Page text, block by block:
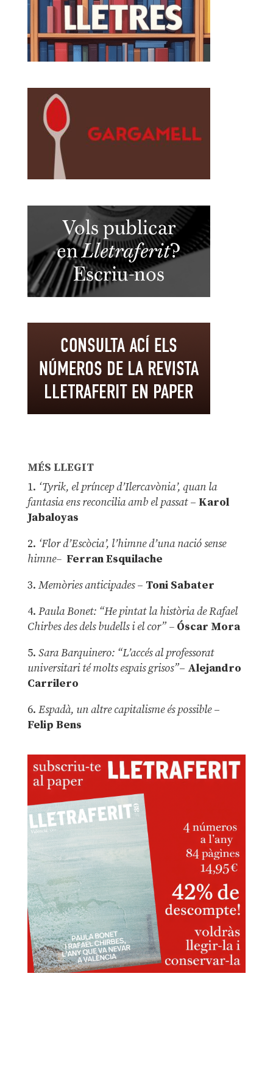
MÉS LLEGIT
1. ‘Tyrik, el príncep d’Ilercavònia’, quan la
fantasia ens reconcilia amb el passat– Karol
Jabaloyas
2. ‘Flor d’Escòcia’, l’himne d’una nació sense
himne– Ferran Esquilache
3. Memòries anticipades– Toni Sabater
4. Paula Bonet: “He pintat la història de Rafael
Chirbes des dels budells i el cor” –Óscar Mora
5. Sara Barquinero: “L’accés al professorat
universitari té molts espais grisos”– Alejandro
Carrilero
6. Espadà, un altre capitalisme és possible –
Felip Bens